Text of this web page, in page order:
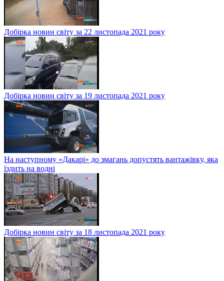
Добірка новин світу за 22 листопада 2021 року
Добірка новин світу за 19 листопада 2021 року
На наступному «Дакарі» до змагань допустять вантажівку, яка
їздить на водні
Добірка новин світу за 18 листопада 2021 року